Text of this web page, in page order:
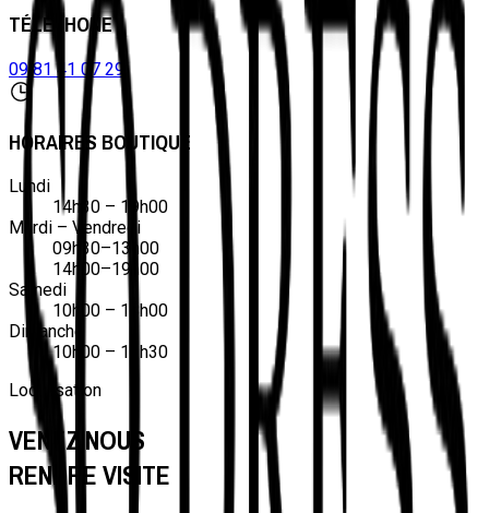
TÉLÉPHONE
09 81 41 07 29
HORAIRES BOUTIQUE
Lundi
14h30 – 19h00
Mardi – Vendredi
09h30–13h00
14h00–19h00
Samedi
10h00 – 18h00
Dimanche
10h00 – 12h30
Localisation
VENEZ NOUS
RENDRE VISITE